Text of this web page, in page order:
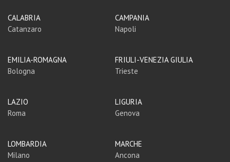
CALABRIA
Catanzaro
CAMPANIA
Napoli
EMILIA-ROMAGNA
Bologna
FRIULI-VENEZIA GIULIA
Trieste
LAZIO
Roma
LIGURIA
Genova
LOMBARDIA
Milano
MARCHE
Ancona